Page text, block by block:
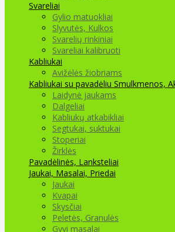
Svareliai
Gylio matuokliai
Slyvutės, Kulkos
Svarelių rinkiniai
Svareliai kalibruoti
Kabliukai
Avižėlės žiobriams
Kabliukai su pavadėliu Smulkmenos,
Laidynė jaukams
Dalgeliai
Kabliukų atkabikliai
Segtukai, suktukai
Stoperiai
Žirklės
Pavadėlinės, Lanksteliai
Jaukai, Masalai, Priedai
Jaukai
Kvapai
Skysčiai
Peletės, Granulės
Gyvi masalai